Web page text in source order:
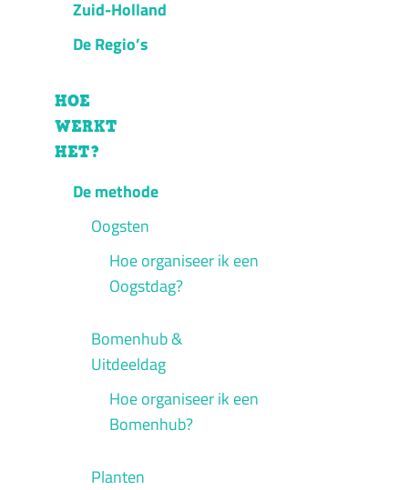
Zuid-Holland
De Regio’s
HOE
WERKT
HET?
De methode
Oogsten
Hoe organiseer ik een
Oogstdag?
Bomenhub &
Uitdeeldag
Hoe organiseer ik een
Bomenhub?
Planten